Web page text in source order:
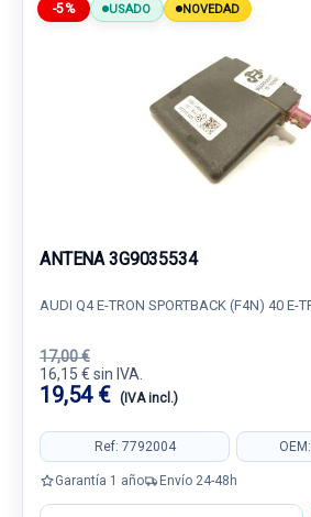
-5% USADO NOVEDAD
ANTENA 3G9035534
AUDI Q4 E-TRON SPORTBACK (F4N) 40 E-
17,00 €
16,15 € sin IVA.
19,54 € (IVA incl.)
Ref: 7792004
Garantía 1 año Envío 24-48h